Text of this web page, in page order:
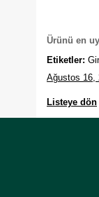
Ürünü en
Etiketler:
Ağustos 16,
Listeye dön